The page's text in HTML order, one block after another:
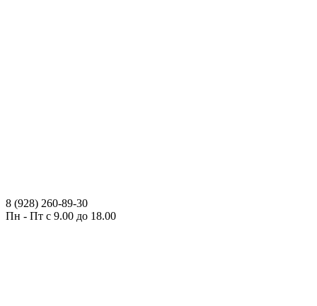
8 (928) 260-89-30
Пн - Пт с 9.00 до 18.00